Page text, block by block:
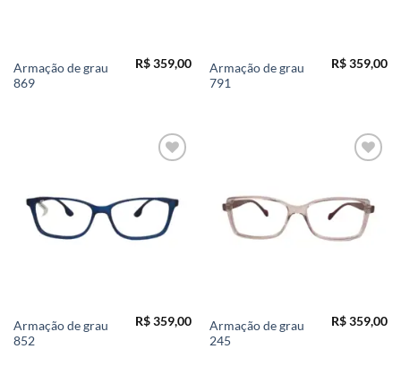
Armação de grau
869
R$359,00
Armação de grau
791
R$359,00
Armação de grau
852
R$359,00
Armação de grau
245
R$359,00